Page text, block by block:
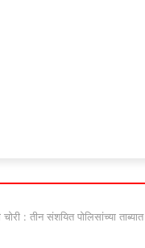
: तीन संशयित पोलिसांच्या ताब्यात